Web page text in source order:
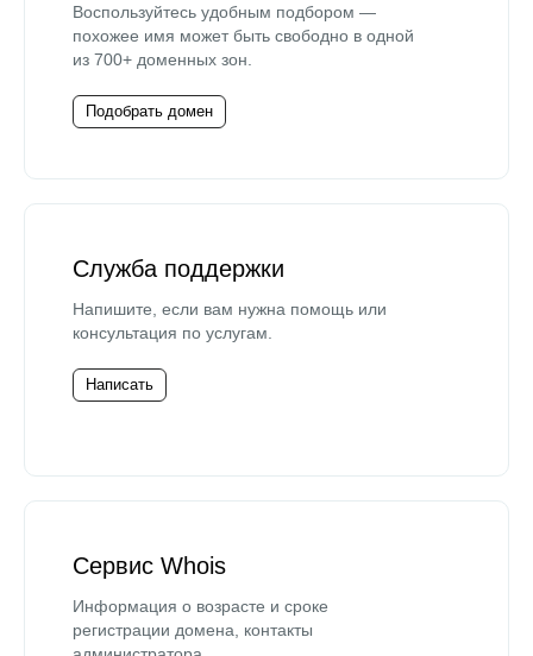
Воспользуйтесь удобным подбором —
похожее имя может быть свободно в одной
из 700+ доменных зон.
Подобрать домен
Служба поддержки
Напишите, если вам нужна помощь или
консультация по услугам.
Написать
Сервис Whois
Информация о возрасте и сроке
регистрации домена, контакты